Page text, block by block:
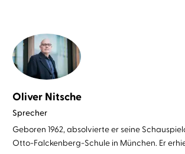
Oliver Nitsche
Sprecher
Geboren 1962, absolvierte er seine
Otto-Falckenberg-Schule in München. Er